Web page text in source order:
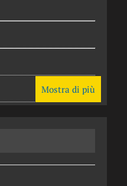
Mostra di più